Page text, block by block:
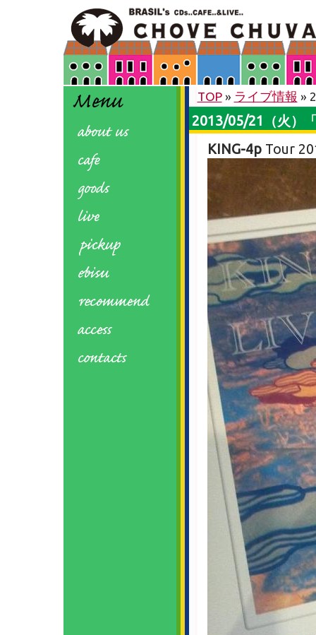
TOP» ライブ情報 »
2013/05/21（火）
KING-4pTour